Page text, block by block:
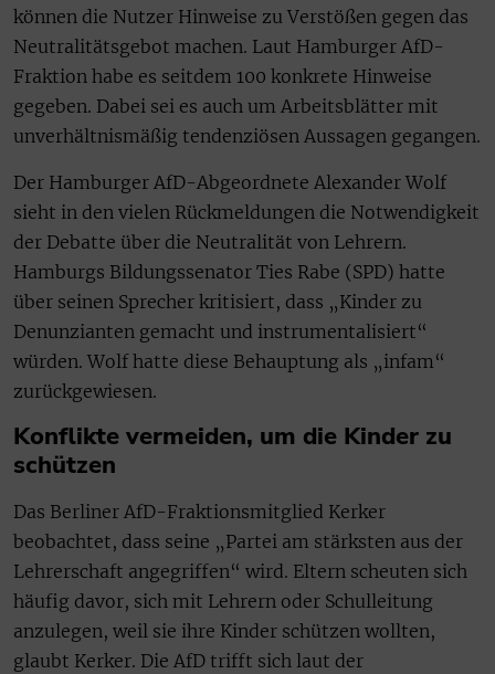
können die Nutzer Hinweise zu Verstößen gegen das
Neutralitätsgebot machen. Laut Hamburger AfD-
Fraktion habe es seitdem 100 konkrete Hinweise
gegeben. Dabei sei es auch um Arbeitsblätter mit
unverhältnismäßig tendenziösen Aussagen gegangen.
Der Hamburger AfD-Abgeordnete Alexander Wolf
sieht in den vielen Rückmeldungen die Notwendigkeit
der Debatte über die Neutralität von Lehrern.
Hamburgs Bildungssenator Ties Rabe (SPD) hatte
über seinen Sprecher kritisiert, dass „Kinder zu
Denunzianten gemacht und instrumentalisiert“
würden. Wolf hatte diese Behauptung als „infam“
zurückgewiesen.
Konflikte vermeiden, um die Kinder zu
schützen
Das Berliner AfD-Fraktionsmitglied Kerker
beobachtet, dass seine „Partei am stärksten aus der
Lehrerschaft angegriffen“ wird. Eltern scheuten sich
häufig davor, sich mit Lehrern oder Schulleitung
anzulegen, weil sie ihre Kinder schützen wollten,
glaubt Kerker. Die AfD trifft sich laut der